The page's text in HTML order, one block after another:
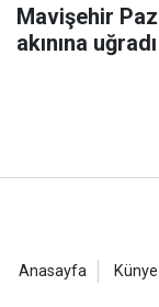
Mavişehir
akınına uğradı
Anasayfa Künye